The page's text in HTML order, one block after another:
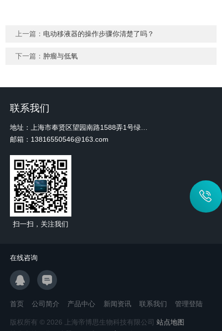
上一篇： 电动移液器的操作步骤你清楚了吗？
下一篇： 肿瘤与低氧
联系我们
邮箱：13816550546@163.com
扫一扫，关注我们
在线咨询
首页 公司简介 产品中心 新闻资讯 联系我们 管理登陆
版权所有 © 2026 上海帝博思生物科技有限公司 站点地图